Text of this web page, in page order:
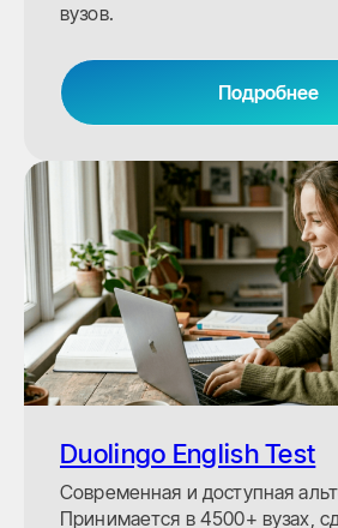
вузов.
Подробнее
Duolingo English Test
Современная и доступная
Принимается в 4500+ вузах,